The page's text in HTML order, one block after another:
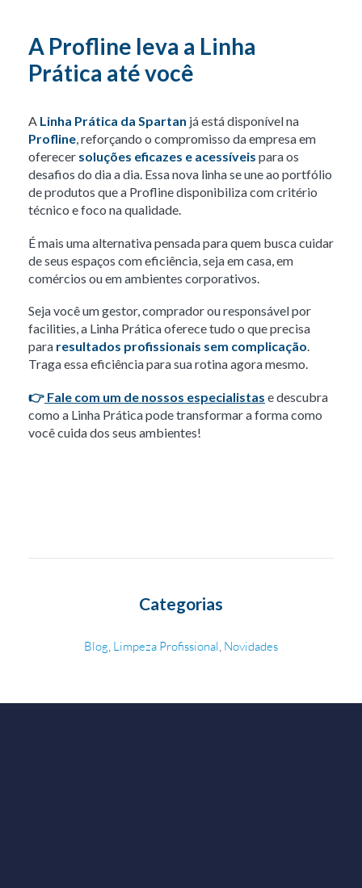
A Profline leva a Linha
Prática até você
A Linha Prática da Spartan já está disponível na
Profline, reforçando o compromisso da empresa em
oferecer soluções eficazes e acessíveis para os
desafios do dia a dia. Essa nova linha se une ao portfólio
de produtos que a Profline disponibiliza com critério
técnico e foco na qualidade.
É mais uma alternativa pensada para quem busca cuidar
de seus espaços com eficiência, seja em casa, em
comércios ou em ambientes corporativos.
Seja você um gestor, comprador ou responsável por
facilities, a Linha Prática oferece tudo o que precisa
para resultados profissionais sem complicação.
Traga essa eficiência para sua rotina agora mesmo.
👉 Fale com um de nossos especialistas e descubra
como a Linha Prática pode transformar a forma como
você cuida dos seus ambientes!
Categorias
Blog, Limpeza Profissional, Novidades